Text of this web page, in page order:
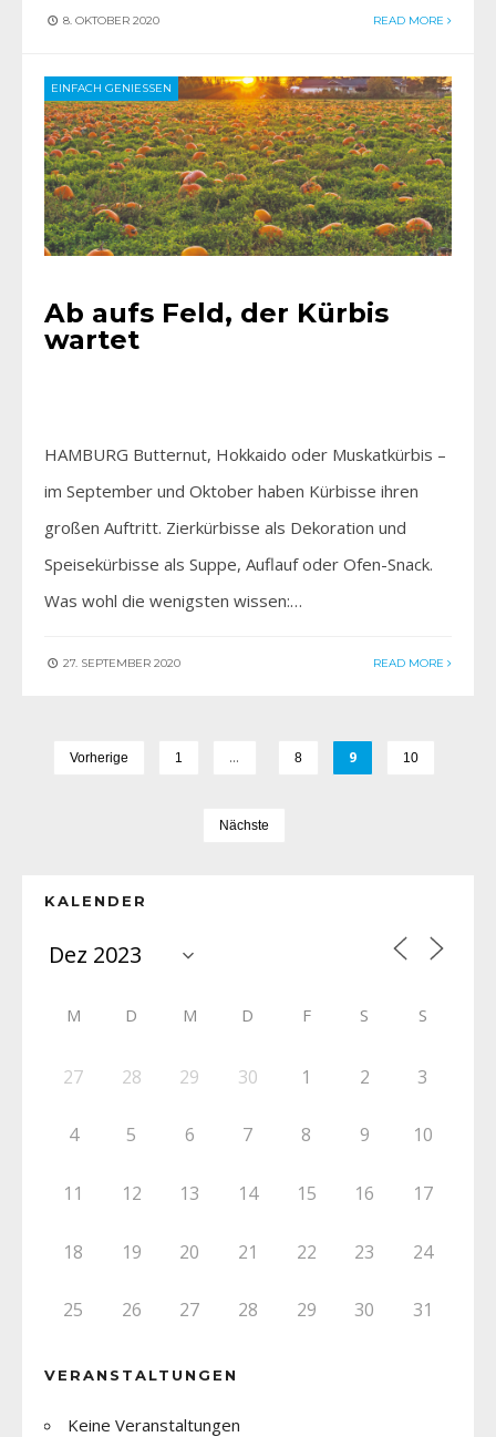
8. OKTOBER 2020 READ MORE
EINFACH GENIESSEN
Ab aufs Feld, der Kürbis
wartet
HAMBURG Butternut, Hokkaido oder Muskatkürbis –
im September und Oktober haben Kürbisse ihren
großen Auftritt. Zierkürbisse als Dekoration und
Speisekürbisse als Suppe, Auflauf oder Ofen-Snack.
Was wohl die wenigsten wissen:…
27. SEPTEMBER 2020 READ MORE
Vorherige 1 … 8 9 10
Nächste
KALENDER
M D M D F S S
27 28 29 30 1 2 3
4 5 6 7 8 9 10
11 12 13 14 15 16 17
18 19 20 21 22 23 24
25 26 27 28 29 30 31
VERANSTALTUNGEN
Keine Veranstaltungen